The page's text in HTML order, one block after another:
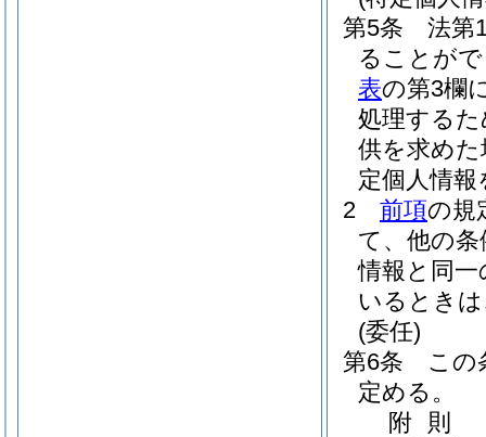
第5条
法第
ることが
表の第3欄
処理する
供を求め
定個人情
2
前項の規
て、他の
情報と同
いるとき
(委任)
第6条
この
定める。
附 則